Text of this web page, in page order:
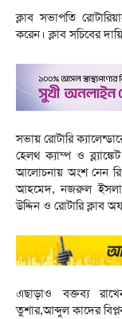
ক্লাব সভাপতি
করেন। ক্লাব সচিবের
সভায় রোটারি
হেলথ ক্যাম্প ও
আলোচনায় অংশ নেন
আহমেদ, নজরুল
উদ্দিন ও রোটারি
এছাড়াও বক্তব্য
তুশার,আব্দুল কাদের